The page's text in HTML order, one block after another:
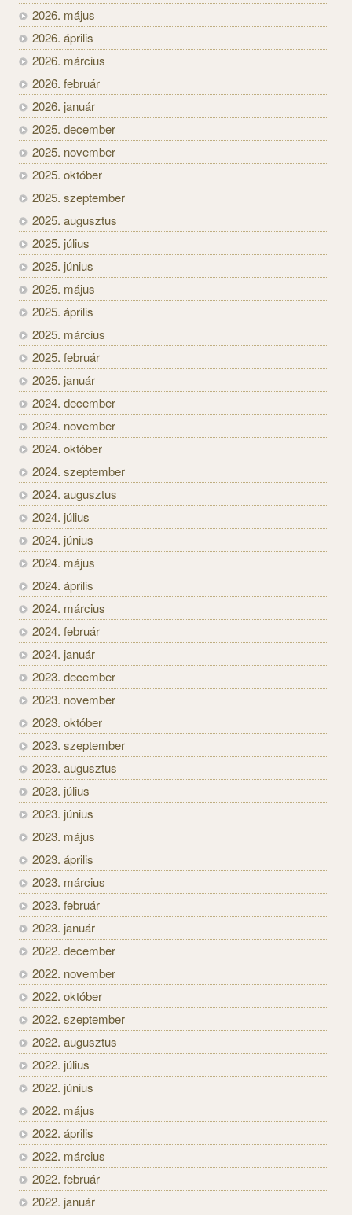
2026. május
2026. április
2026. március
2026. február
2026. január
2025. december
2025. november
2025. október
2025. szeptember
2025. augusztus
2025. július
2025. június
2025. május
2025. április
2025. március
2025. február
2025. január
2024. december
2024. november
2024. október
2024. szeptember
2024. augusztus
2024. július
2024. június
2024. május
2024. április
2024. március
2024. február
2024. január
2023. december
2023. november
2023. október
2023. szeptember
2023. augusztus
2023. július
2023. június
2023. május
2023. április
2023. március
2023. február
2023. január
2022. december
2022. november
2022. október
2022. szeptember
2022. augusztus
2022. július
2022. június
2022. május
2022. április
2022. március
2022. február
2022. január